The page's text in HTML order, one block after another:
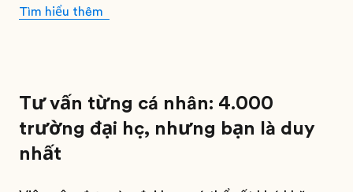
Tìm hiểu thêm
Tư vấn từng cá nhân: 4.000
trường đại học, nhưng bạn là duy
nhất